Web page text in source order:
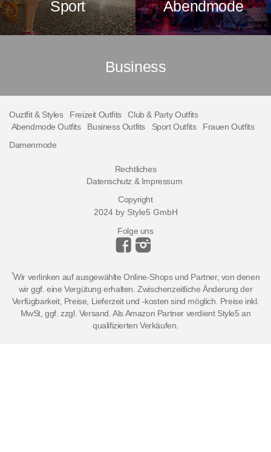
Sport Abendmode
Business
Ouztfit & Styles Freizeit Outfits
Club & Party Outfits
Abendmode Outfits
Business Outfits Sport Outfits
Frauen Outfits
Damenmode
Rechtliches
Datenschutz & Impressum
Copyright
2024 by Style5 GmbH
Folge uns
*Wir verlinken auf ausgewählte Online-Shops und Partner, von denen
wir ggf. eine Vergütung erhalten. Zwischenzeitliche Änderung der
Verfügbarkeit, Preise, Lieferzeit und -kosten sind möglich. Preise inkl.
MwSt, ggf. zzgl. Versand. Als Amazon Partner verdient Style5 an
qualifizierten Verkäufen.